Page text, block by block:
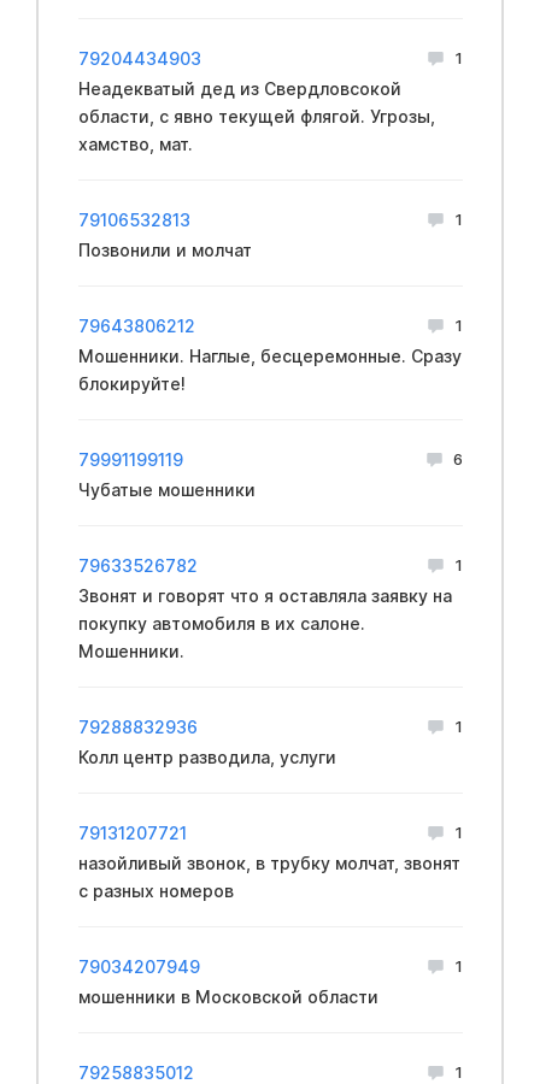
79204434903 1
Неадекватый дед из Свердловсокой
области, с явно текущей флягой. Угрозы,
хамство, мат.
79106532813 1
Позвонили и молчат
79643806212 1
Мошенники. Наглые, бесцеремонные. Сразу
блокируйте!
79991199119 6
Чубатые мошенники
79633526782 1
Звонят и говорят что я оставляла заявку на
покупку автомобиля в их салоне.
Мошенники.
79288832936 1
Колл центр разводила, услуги
79131207721 1
назойливый звонок, в трубку молчат, звонят
с разных номеров
79034207949 1
мошенники в Московской области
79258835012 1